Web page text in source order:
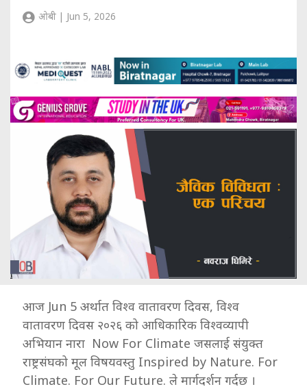
ओबी | Jun 5, 2026
आज Jun 5 अर्थात विश्व वातावरण दिवस, विश्व
वातावरण दिवस २०२६ को आधिकारिक विश्वव्यापी
अभियान नारा Now For Climate जसलाई संयुक्त
राष्ट्रसंघको मूल विषयवस्तु Inspired by Nature. For
Climate. For Our Future. ले मार्गदर्शन गर्दछ ।